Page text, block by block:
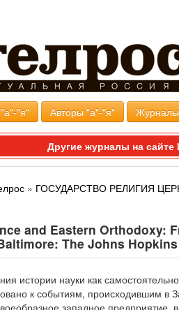
"я" Авторы "а"-"я"
Другие журналы на
» ГОСУДАРСТВО РЕЛИГИЯ
and Eastern Orthodoxy:
The Johns
истории науки как
к событиям, происходившим в
западное